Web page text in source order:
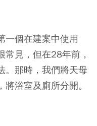
一個在建案中使用
常見，但在28年前，
。那時，我們將天母
浴室及廁所分開。